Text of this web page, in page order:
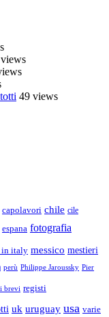
49 views
capolavori chile cile
espana fotografia
in italy messico mestieri
perù Philippe Jaroussky Pier
brevi registi
uk uruguay usa varie